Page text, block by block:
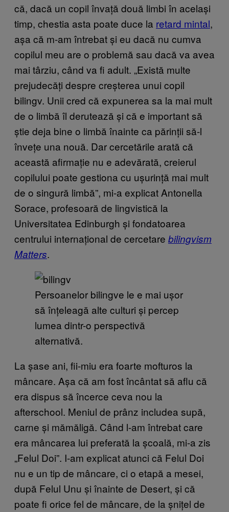
că, dacă un copil învață două limbi în același
timp, chestia asta poate duce la retard mintal,
așa că m-am întrebat și eu dacă nu cumva
copilul meu are o problemă sau dacă va avea
mai târziu, când va fi adult. „Există multe
prejudecăți despre creșterea unui copil
bilingv. Unii cred că expunerea sa la mai mult
de o limbă îl derutează și că e important să
știe deja bine o limbă înainte ca părinții să-l
învețe una nouă. Dar cercetările arată că
această afirmație nu e adevărată, creierul
copilului poate gestiona cu ușurință mai mult
de o singură limbă”, mi-a explicat Antonella
Sorace, profesoară de lingvistică la
Universitatea Edinburgh și fondatoarea
centrului internațional de cercetare bilingvism
Matters.
Persoanelor bilingve le e mai ușor
să înțeleagă alte culturi și percep
lumea dintr-o perspectivă
alternativă.
La șase ani, fii-miu era foarte mofturos la
mâncare. Așa că am fost încântat să aflu că
era dispus să încerce ceva nou la
afterschool. Meniul de prânz includea supă,
carne și mămăligă. Când l-am întrebat care
era mâncarea lui preferată la școală, mi-a zis
„Felul Doi”. I-am explicat atunci că Felul Doi
nu e un tip de mâncare, ci o etapă a mesei,
după Felul Unu și înainte de Desert, și că
poate fi orice fel de mâncare, de la șnițel de